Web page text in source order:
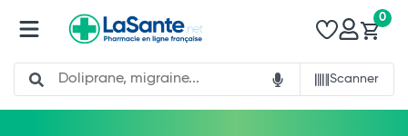
Search
Scanner
0